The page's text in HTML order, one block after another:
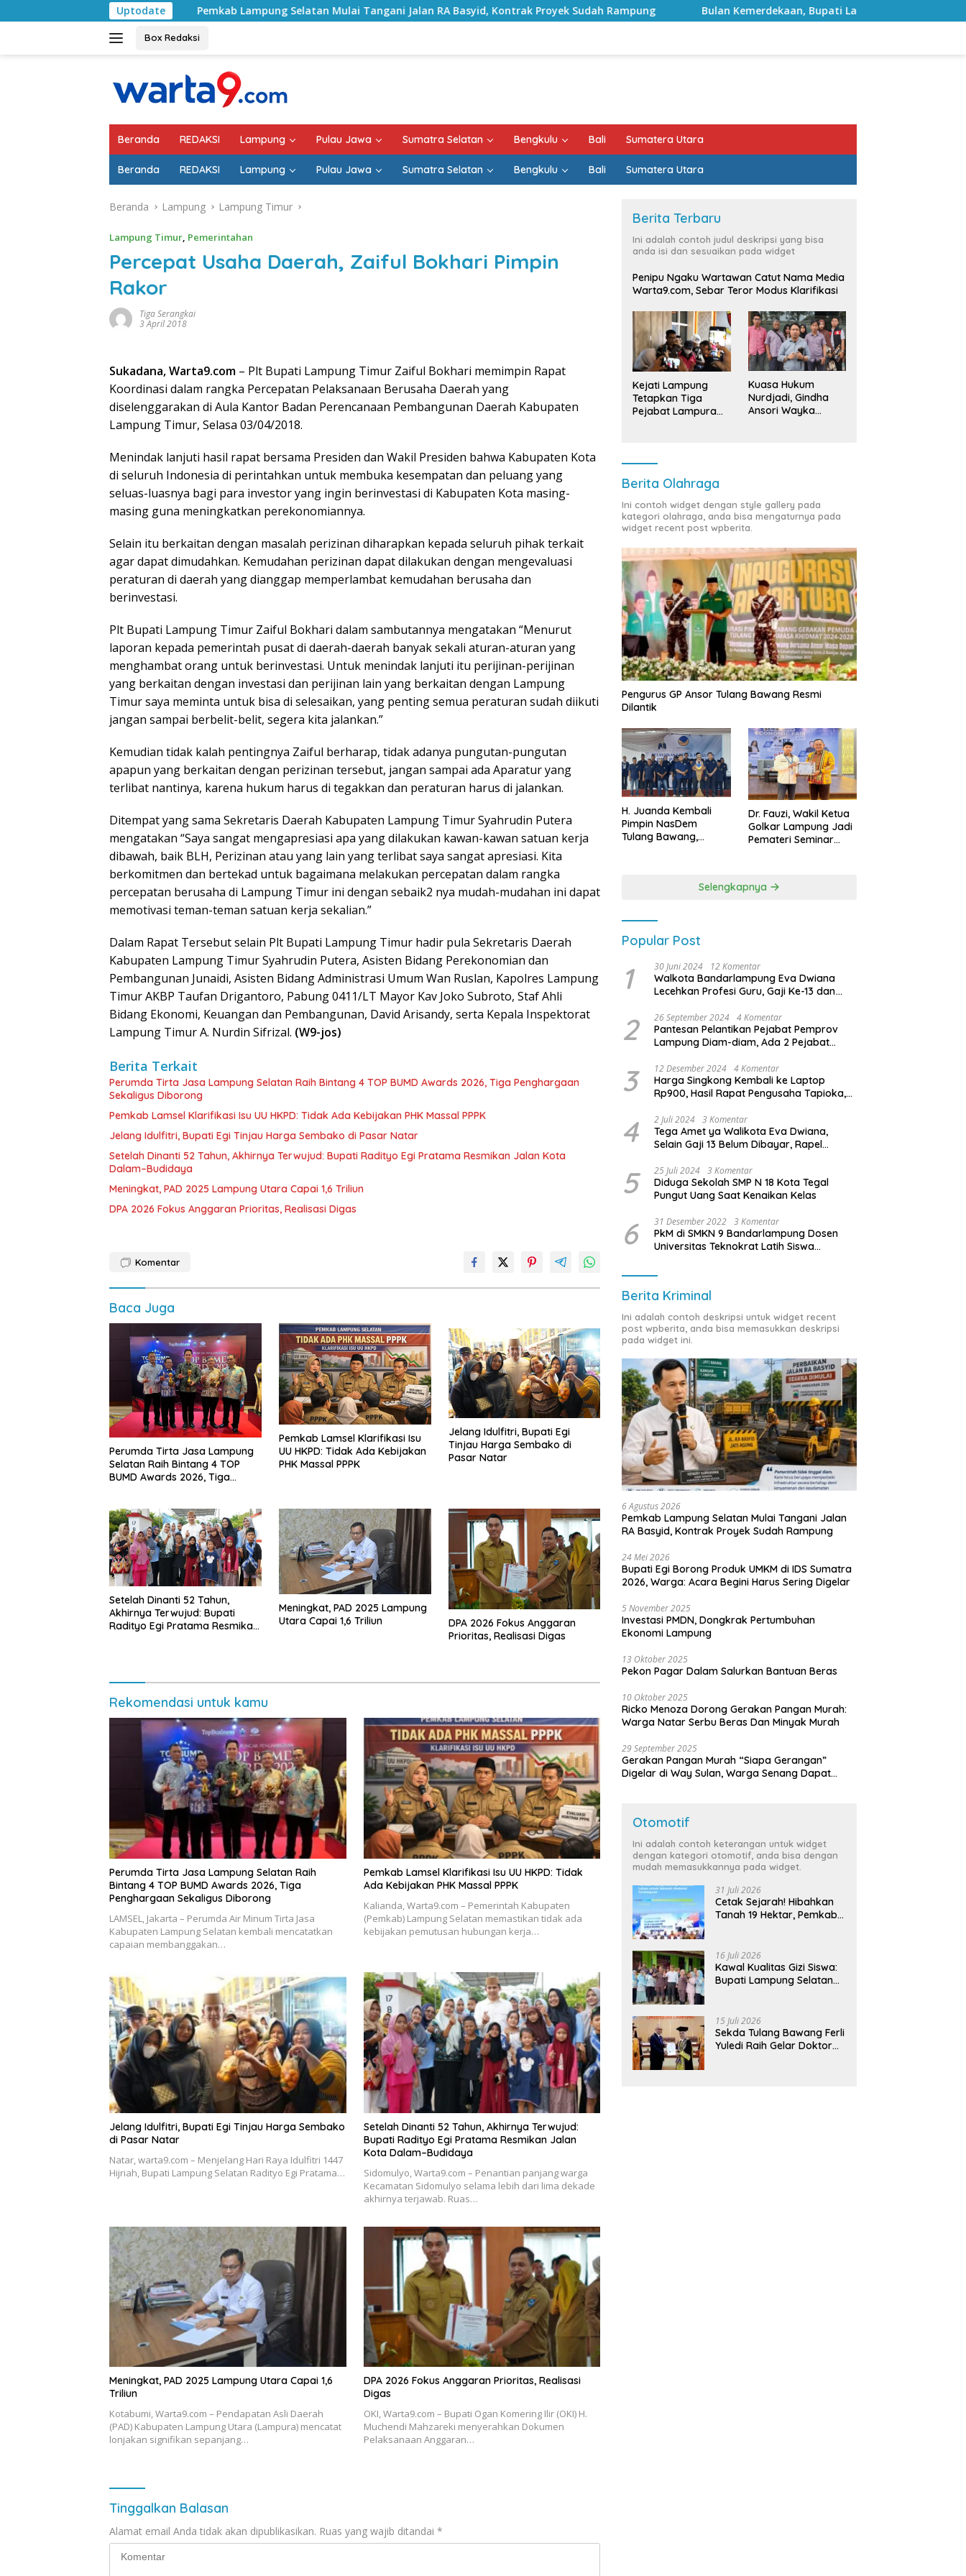
ke
Uptodate
Pemkab Lampung Selatan Mulai Tangani Jalan RA Basyid, Kontrak Proyek Sudah Rampung Bulan Kemerdekaan, Bupati Lampung Selatan Ajak ASN Perkuat
Box Redaksi
Beranda REDAKSI Lampung Pulau Jawa Sumatra Selatan Bengkulu Bali Sumatera Utara
Beranda REDAKSI Lampung Pulau Jawa Sumatra Selatan Bengkulu Bali Sumatera Utara
Beranda Lampung Lampung Timur
Lampung Timur, Pemerintahan
Percepat Usaha Daerah, Zaiful Bokhari Pimpin
Rakor
Tiga Serangkai
3 April 2018
Sukadana, Warta9.com – Plt Bupati Lampung Timur Zaiful Bokhari memimpin Rapat
Koordinasi dalam rangka Percepatan Pelaksanaan Berusaha Daerah yang
diselenggarakan di Aula Kantor Badan Perencanaan Pembangunan Daerah Kabupaten
Lampung Timur, Selasa 03/04/2018.
Menindak lanjuti hasil rapat bersama Presiden dan Wakil Presiden bahwa Kabupaten Kota
di seluruh Indonesia di perintahkan untuk membuka kesempatan dan peluang yang
seluas-luasnya bagi para investor yang ingin berinvestasi di Kabupaten Kota masing-
masing guna meningkatkan perekonomiannya.
Selain itu berkaitan dengan masalah perizinan diharapkan kepada seluruh pihak terkait
agar dapat dimudahkan. Kemudahan perizinan dapat dilakukan dengan mengevaluasi
peraturan di daerah yang dianggap memperlambat kemudahan berusaha dan
berinvestasi.
Plt Bupati Lampung Timur Zaiful Bokhari dalam sambutannya mengatakan “Menurut
laporan kepada pemerintah pusat di daerah-daerah banyak sekali aturan-aturan yang
menghambat orang untuk berinvestasi. Untuk menindak lanjuti itu perijinan-perijinan
yang berkaitan dengan investasi dan perijinan lain yang berkaitan dengan Lampung
Timur saya meminta untuk bisa di selesaikan, yang penting semua peraturan sudah diikuti
jangan sampai berbelit-belit, segera kita jalankan.”
Kemudian tidak kalah pentingnya Zaiful berharap, tidak adanya pungutan-pungutan
apapun yang berkaitan dengan perizinan tersebut, jangan sampai ada Aparatur yang
terlibat nantinya, karena hukum harus di tegakkan dan peraturan harus di jalankan.
Ditempat yang sama Sekretaris Daerah Kabupaten Lampung Timur Syahrudin Putera
mengatakan “Saya sangat mengapresiasi apa yang dilakukan kawan-kawan satuan kerja
dibawah, baik BLH, Perizinan atau yang lain yang terlibat saya sangat apresiasi. Kita
berkomitmen dan bertekad untuk bagaimana melakukan percepatan dalam rangka
percepatan berusaha di Lampung Timur ini dengan sebaik2 nya mudah-mudahan ini dapat
memotivasi teman-teman satuan kerja sekalian.”
Dalam Rapat Tersebut selain Plt Bupati Lampung Timur hadir pula Sekretaris Daerah
Kabupaten Lampung Timur Syahrudin Putera, Asisten Bidang Perekonomian dan
Pembangunan Junaidi, Asisten Bidang Administrasi Umum Wan Ruslan, Kapolres Lampung
Timur AKBP Taufan Drigantoro, Pabung 0411/LT Mayor Kav Joko Subroto, Staf Ahli
Bidang Ekonomi, Keuangan dan Pembangunan, David Arisandy, serta Kepala Inspektorat
Lampung Timur A. Nurdin Sifrizal. (W9-jos)
Berita Terkait
Perumda Tirta Jasa Lampung Selatan Raih Bintang 4 TOP BUMD Awards 2026, Tiga Penghargaan
Sekaligus Diborong
Pemkab Lamsel Klarifikasi Isu UU HKPD: Tidak Ada Kebijakan PHK Massal PPPK
Jelang Idulfitri, Bupati Egi Tinjau Harga Sembako di Pasar Natar
Setelah Dinanti 52 Tahun, Akhirnya Terwujud: Bupati Radityo Egi Pratama Resmikan Jalan Kota
Dalam–Budidaya
Meningkat, PAD 2025 Lampung Utara Capai 1,6 Triliun
DPA 2026 Fokus Anggaran Prioritas, Realisasi Digas
Komentar
Baca Juga
Perumda Tirta Jasa Lampung
Selatan Raih Bintang 4 TOP
BUMD Awards 2026, Tiga
Pemkab Lamsel Klarifikasi Isu
UU HKPD: Tidak Ada Kebijakan
PHK Massal PPPK
Jelang Idulfitri, Bupati Egi
Tinjau Harga Sembako di
Pasar Natar
Setelah Dinanti 52 Tahun,
Akhirnya Terwujud: Bupati
Radityo Egi Pratama Resmikan
Meningkat, PAD 2025 Lampung
Utara Capai 1,6 Triliun
DPA 2026 Fokus Anggaran
Prioritas, Realisasi Digas
Rekomendasi untuk kamu
Perumda Tirta Jasa Lampung Selatan Raih
Bintang 4 TOP BUMD Awards 2026, Tiga
Penghargaan Sekaligus Diborong
LAMSEL, Jakarta – Perumda Air Minum Tirta Jasa
Kabupaten Lampung Selatan kembali mencatatkan
capaian membanggakan…
Pemkab Lamsel Klarifikasi Isu UU HKPD: Tidak
Ada Kebijakan PHK Massal PPPK
Kalianda, Warta9.com – Pemerintah Kabupaten
(Pemkab) Lampung Selatan memastikan tidak ada
kebijakan pemutusan hubungan kerja…
Jelang Idulfitri, Bupati Egi Tinjau Harga Sembako
di Pasar Natar
Natar, warta9.com – Menjelang Hari Raya Idulfitri 1447
Hijriah, Bupati Lampung Selatan Radityo Egi Pratama…
Setelah Dinanti 52 Tahun, Akhirnya Terwujud:
Bupati Radityo Egi Pratama Resmikan Jalan
Kota Dalam–Budidaya
Sidomulyo, Warta9.com – Penantian panjang warga
Kecamatan Sidomulyo selama lebih dari lima dekade
akhirnya terjawab. Ruas…
Meningkat, PAD 2025 Lampung Utara Capai 1,6
Triliun
Kotabumi, Warta9.com – Pendapatan Asli Daerah
(PAD) Kabupaten Lampung Utara (Lampura) mencatat
lonjakan signifikan sepanjang…
DPA 2026 Fokus Anggaran Prioritas, Realisasi
Digas
OKI, Warta9.com – Bupati Ogan Komering Ilir (OKI) H.
Muchendi Mahzareki menyerahkan Dokumen
Pelaksanaan Anggaran…
Tinggalkan Balasan
Alamat email Anda tidak akan dipublikasikan. Ruas yang wajib ditandai *
Berita Terbaru
Ini adalah contoh judul deskripsi yang bisa
anda isi dan sesuaikan pada widget
Penipu Ngaku Wartawan Catut Nama Media
Warta9.com, Sebar Teror Modus Klarifikasi
Kejati Lampung
Tetapkan Tiga
Pejabat Lampura
Kuasa Hukum
Nurdjadi, Gindha
Ansori Wayka
Berita Olahraga
Ini contoh widget dengan style gallery pada
kategori olahraga, anda bisa mengaturnya pada
widget recent post wpberita.
Pengurus GP Ansor Tulang Bawang Resmi
Dilantik
H. Juanda Kembali
Pimpin NasDem
Tulang Bawang,
Dr. Fauzi, Wakil Ketua
Golkar Lampung Jadi
Pemateri Seminar
Kebangsaan
Selengkapnya
Popular Post
1 30 Juni 2024 12 Komentar
Walkota Bandarlampung Eva Dwiana
Lecehkan Profesi Guru, Gaji Ke-13 dan
2 26 September 2024 4 Komentar
Pantesan Pelantikan Pejabat Pemprov
Lampung Diam-diam, Ada 2 Pejabat
3 12 Desember 2024 4 Komentar
Harga Singkong Kembali ke Laptop
Rp900, Hasil Rapat Pengusaha Tapioka,
Lampung
4 2 Juli 2024 3 Komentar
Tega Amet ya Walikota Eva Dwiana,
Selain Gaji 13 Belum Dibayar, Rapel
Dibayar
5 25 Juli 2024 3 Komentar
Diduga Sekolah SMP N 18 Kota Tegal
Pungut Uang Saat Kenaikan Kelas
6 31 Desember 2022 3 Komentar
PkM di SMKN 9 Bandarlampung Dosen
Universitas Teknokrat Latih Siswa
Berita Kriminal
Ini adalah contoh deskripsi untuk widget recent
post wpberita, anda bisa memasukkan deskripsi
pada widget ini.
6 Agustus 2026
Pemkab Lampung Selatan Mulai Tangani Jalan
RA Basyid, Kontrak Proyek Sudah Rampung
24 Mei 2026
Bupati Egi Borong Produk UMKM di IDS Sumatra
2026, Warga: Acara Begini Harus Sering Digelar
5 November 2025
Investasi PMDN, Dongkrak Pertumbuhan
Ekonomi Lampung
13 Oktober 2025
Pekon Pagar Dalam Salurkan Bantuan Beras
10 Oktober 2025
Ricko Menoza Dorong Gerakan Pangan Murah:
Warga Natar Serbu Beras Dan Minyak Murah
29 September 2025
Gerakan Pangan Murah “Siapa Gerangan”
Digelar di Way Sulan, Warga Senang Dapat
Otomotif
Ini adalah contoh keterangan untuk widget
dengan kategori otomotif, anda bisa dengan
mudah memasukkannya pada widget.
31 Juli 2026
Cetak Sejarah! Hibahkan
Tanah 19 Hektar, Pemkab
Terintegrasi Pertama di
Lampung
16 Juli 2026
Kawal Kualitas Gizi Siswa:
Bupati Lampung Selatan
Bergizi Gratis di Natar
15 Juli 2026
Sekda Tulang Bawang Ferli
Yuledi Raih Gelar Doktor